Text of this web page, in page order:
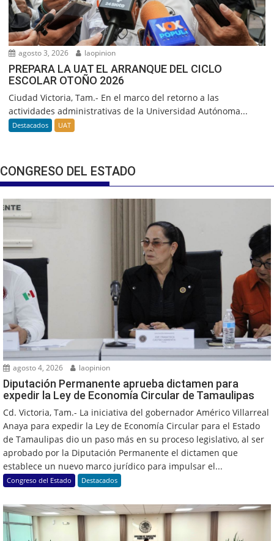
agosto 3, 2026 laopinion
PREPARA LA UAT EL ARRANQUE DEL CICLO
ESCOLAR OTOÑO 2026
Ciudad Victoria, Tam.- En el marco del retorno a las
actividades administrativas de la Universidad Autónoma...
Destacados UAT
CONGRESO DEL ESTADO
agosto 4, 2026 laopinion
Diputación Permanente aprueba dictamen para
expedir la Ley de Economía Circular de Tamaulipas
Cd. Victoria, Tam.- La iniciativa del gobernador Américo Villarreal
Anaya para expedir la Ley de Economía Circular para el Estado
de Tamaulipas dio un paso más en su proceso legislativo, al ser
aprobado por la Diputación Permanente el dictamen que
establece un nuevo marco jurídico para impulsar el...
Congreso del Estado Destacados